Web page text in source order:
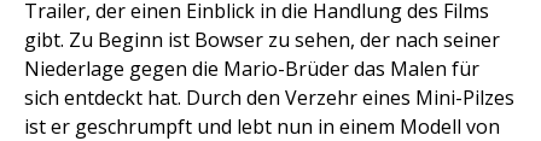
Trailer, der einen Einblick in die Handlung des Films
gibt. Zu Beginn ist Bowser zu sehen, der nach seiner
Niederlage gegen die Mario-Brüder das Malen für
sich entdeckt hat. Durch den Verzehr eines Mini-Pilzes
ist er geschrumpft und lebt nun in einem Modell von